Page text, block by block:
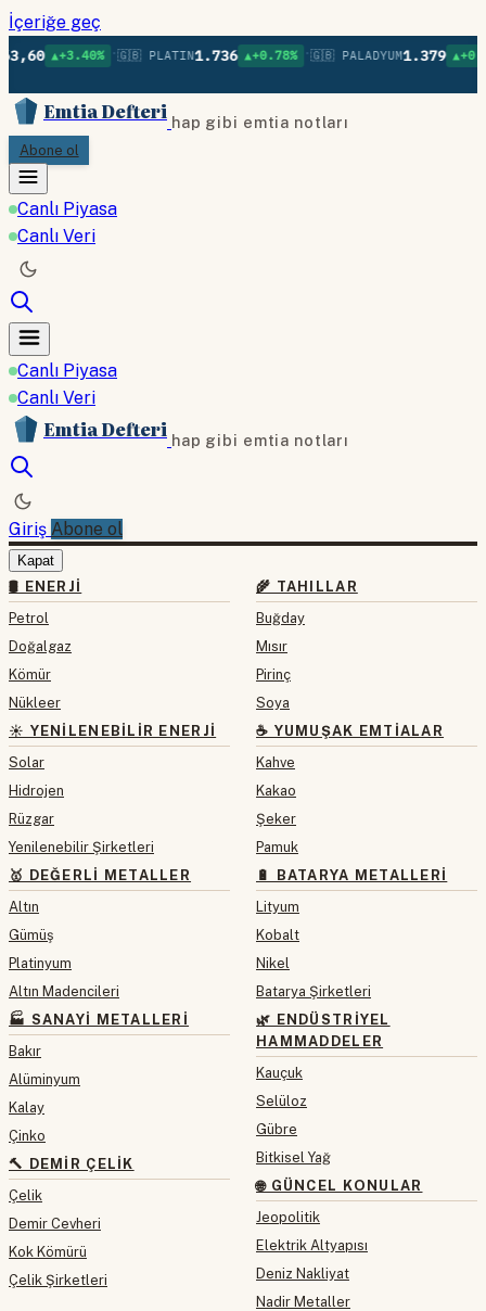
İçeriğe geç
▲+3.40% •🇬🇧 PLATIN1.736 ▲+0.78% •🇬🇧 PALADYUM1.379 ▲+0.75%
Emtia Defteri hap gibi emtia notları
Abone ol
Canlı Piyasa
Canlı Veri
Canlı Piyasa
Canlı Veri
Emtia Defteri hap gibi emtia notları
Giriş Abone ol
Kapat
🛢 ENERJI
Petrol
Doğalgaz
Kömür
Nükleer
☀️ YENILENEBILIR ENERJI
Solar
Hidrojen
Rüzgar
Yenilenebilir Şirketleri
🥇 DEĞERLI METALLER
Altın
Gümüş
Platinyum
Altın Madencileri
🏭 SANAYI METALLERI
Bakır
Alüminyum
Kalay
Çinko
🔨 DEMIR ÇELIK
Çelik
Demir Cevheri
Kok Kömürü
Çelik Şirketleri
🌾 TAHILLAR
Buğday
Mısır
Pirinç
Soya
☕ YUMUŞAK EMTIALAR
Kahve
Kakao
Şeker
Pamuk
🔋 BATARYA METALLERI
Lityum
Kobalt
Nikel
Batarya Şirketleri
🌿 ENDÜSTRIYEL
HAMMADDELER
Kauçuk
Selüloz
Gübre
Bitkisel Yağ
🌐 GÜNCEL KONULAR
Jeopolitik
Elektrik Altyapısı
Deniz Nakliyat
Nadir Metaller